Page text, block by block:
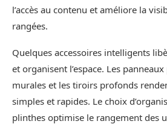
l’accès au contenu et améliore la
rangées.
Quelques accessoires intelligents
et organisent l’espace. Les
murales et les tiroirs profonds
simples et rapides. Le choix
plinthes optimise le rangement des